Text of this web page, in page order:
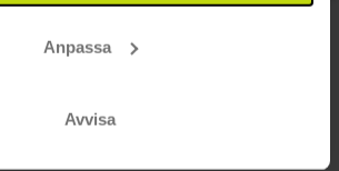
Anpassa
Avvisa